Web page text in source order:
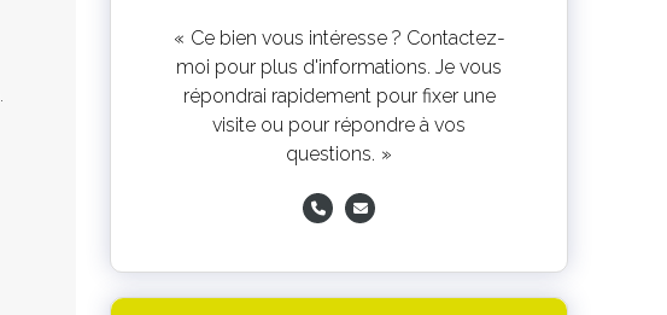
Ce bien vous intéresse ? Contactez-
moi pour plus d'informations. Je vous
répondrai rapidement pour fixer une
visite ou pour répondre à vos
questions.